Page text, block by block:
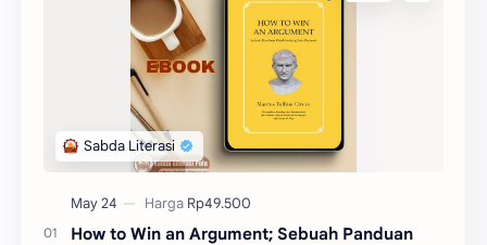
How to Win an Argument; Sebuah Panduan